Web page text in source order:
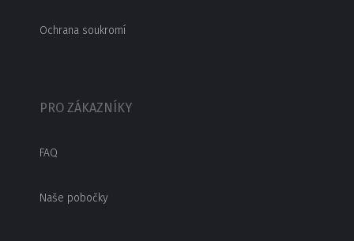
Ochrana soukromí
PRO ZÁKAZNÍKY
FAQ
Naše pobočky